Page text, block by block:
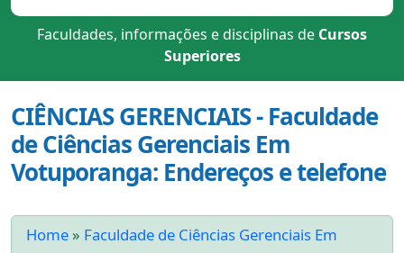
Faculdades, informações e disciplinas de Cursos
Superiores
CIÊNCIAS GERENCIAIS - Faculdade
de Ciências Gerenciais Em
Votuporanga: Endereços e telefone
Home » Faculdade de Ciências Gerenciais Em